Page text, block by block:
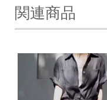
関連商品